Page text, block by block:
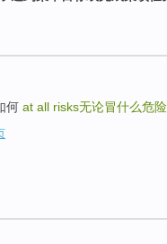
何 at all risks无论冒什么危险